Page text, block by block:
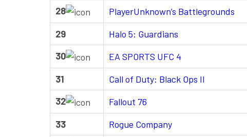
28
PlayerUnknown’s Battlegrounds
29
Halo 5: Guardians
30
EA SPORTS UFC 4
31
Call of Duty: Black Ops II
32
Fallout 76
33
Rogue Company